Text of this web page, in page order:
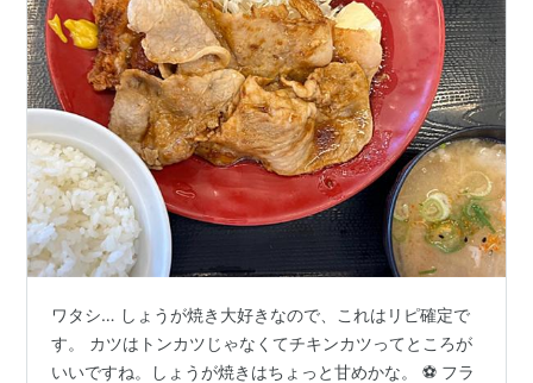
ワタシ… しょうが焼き大好きなので、これはリピ確定で
す。 カツはトンカツじゃなくてチキンカツってところが
いいですね。しょうが焼きはちょっと甘めかな。 ⚽ フラ